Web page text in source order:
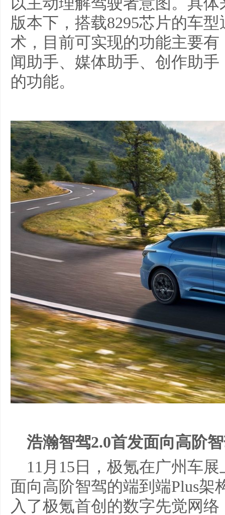
版本下，搭载8295芯片的车
术，目前可实现的功能主要
闻助手、媒体助手、创作助
的功能。
浩瀚智驾2.0首发面向高阶
11月15日，极氪在广州车
面向高阶智驾的端到端Plus架
入了极氪首创的数字先觉网